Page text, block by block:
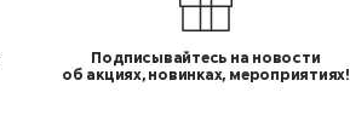
Подписывайтесь на новости
об акциях, новинках, мероприятиях!